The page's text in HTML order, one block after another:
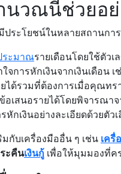
นวณนี้ช่วยอย่
ระโยชน์ในหลายสถานกา
ระมาณรายเดือนโดยใช้ตัว
จการหักเงินจากเงินเดือน
ได้รวมที่ต้องการเมื่อคุณทร
อเสนอรายได้โดยพิจารณา
หักเงินอย่างละเอียดด้วยตัว
มกับเครื่องมืออื่น ๆ เช่น เครื่
ะคืนเงินกู้ เพื่อให้มุมมองที่ค